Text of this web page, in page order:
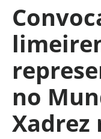
no
Xadrez